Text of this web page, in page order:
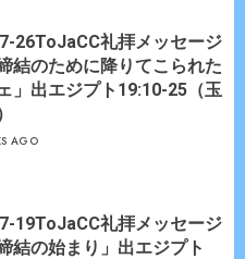
26ToJaCC礼拝メッセージ
結のために降りてこられた
」出エジプト19:10-25（玉
AGO
19ToJaCC礼拝メッセージ
結の始まり」出エジプト